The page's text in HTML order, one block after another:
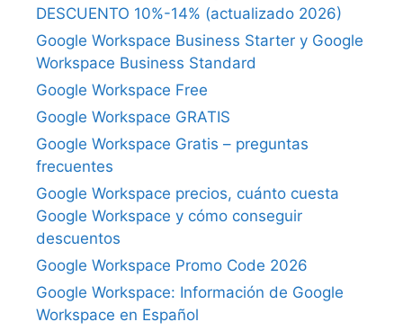
DESCUENTO 10%-14% (actualizado 2026)
Google Workspace Business Starter y Google
Workspace Business Standard
Google Workspace Free
Google Workspace GRATIS
Google Workspace Gratis – preguntas
frecuentes
Google Workspace precios, cuánto cuesta
Google Workspace y cómo conseguir
descuentos
Google Workspace Promo Code 2026
Google Workspace: Información de Google
Workspace en Español